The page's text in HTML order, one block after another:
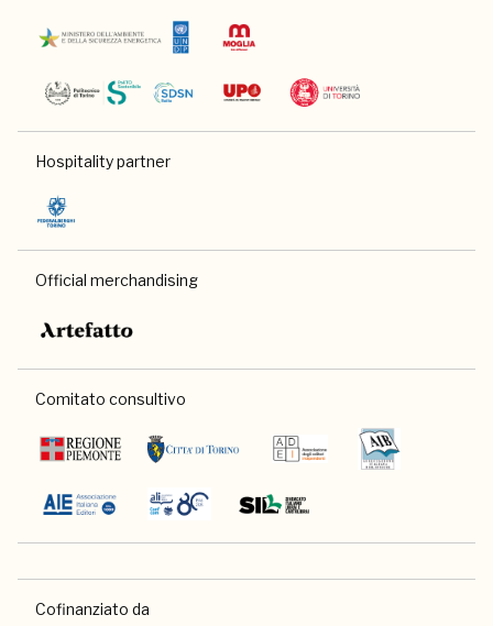
Hospitality partner
Official merchandising
Comitato consultivo
Cofinanziato da